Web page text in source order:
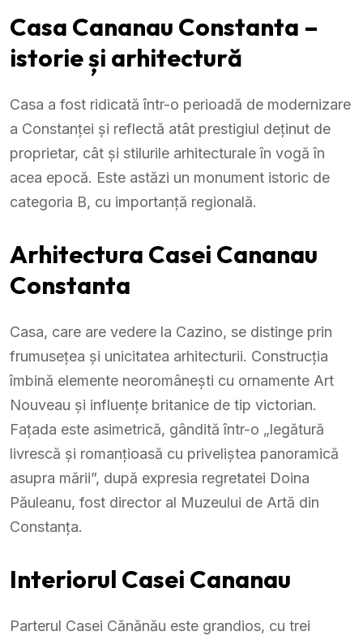
Casa Cananau Constanta –
istorie și arhitectură
Casa a fost ridicată într-o perioadă de modernizare
a Constanței și reflectă atât prestigiul deținut de
proprietar, cât și stilurile arhitecturale în vogă în
acea epocă. Este astăzi un monument istoric de
categoria B, cu importanță regională.
Arhitectura Casei Cananau
Constanta
Casa, care are vedere la Cazino, se distinge prin
frumusețea și unicitatea arhitecturii. Construcția
îmbină elemente neoromânești cu ornamente Art
Nouveau și influențe britanice de tip victorian.
Fațada este asimetrică, gândită într-o „legătură
livrescă și romanțioasă cu priveliștea panoramică
asupra mării”, după expresia regretatei Doina
Păuleanu, fost director al Muzeului de Artă din
Constanța.
Interiorul Casei Cananau
Parterul Casei Cănănău este grandios, cu trei